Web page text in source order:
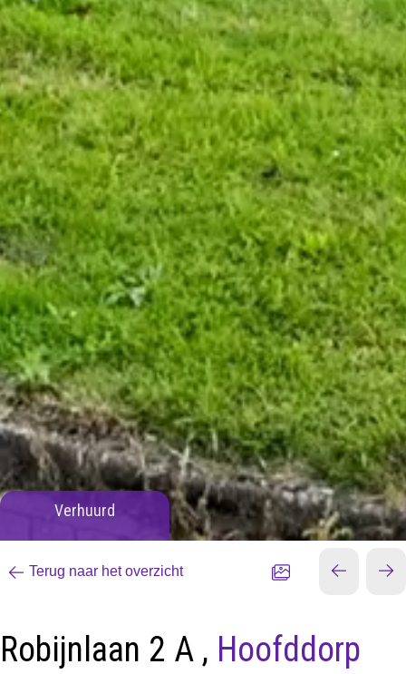
Verhuurd
Terug naar het overzicht
Robijnlaan 2 A , Hoofddorp